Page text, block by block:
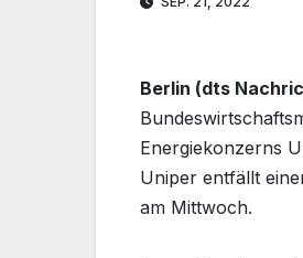
Berlin (dts
Energiekonzerns
Uniper entfällt
am Mittwoch.